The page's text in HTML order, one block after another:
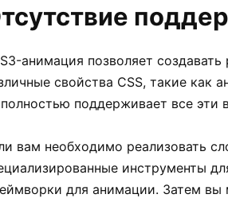
анимация позволяет
свойства CSS, такие как
поддерживает все эти
вам необходимо реализовать
инструменты
для анимации. Затем